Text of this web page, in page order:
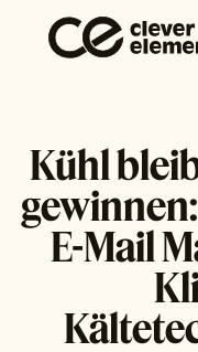
Kühl
E-Mail